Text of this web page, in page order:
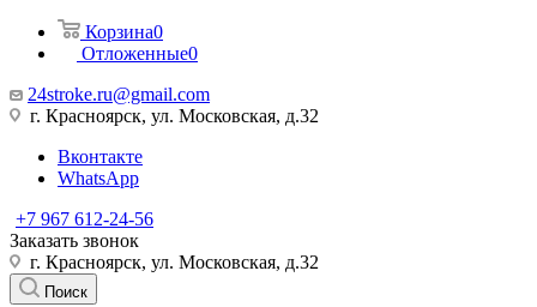
Корзина0
Отложенные0
24stroke.ru@gmail.com
г. Красноярск, ул. Московская, д.32
Вконтакте
WhatsApp
+7 967 612-24-56
Заказать звонок
г. Красноярск, ул. Московская, д.32
Поиск